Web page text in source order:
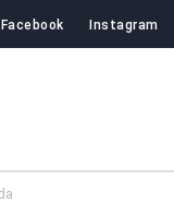
Facebook Instagram